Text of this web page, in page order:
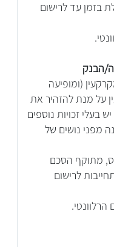
בזמן עד לרישום
הבנק
(ומופיעה
על מנת להזהיר את
בעלי זכויות נוספים
מפני נושים של
מתוקף הסכם
לרישום